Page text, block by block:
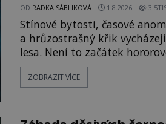
OD RADKA SÁBLIKOVÁ 1.8.2026
Stínové bytosti, časové
a hrůzostrašný křik
lesa. Není to začátek
události, které popisují
jsou označovány jako
ZOBRAZIT VÍCE